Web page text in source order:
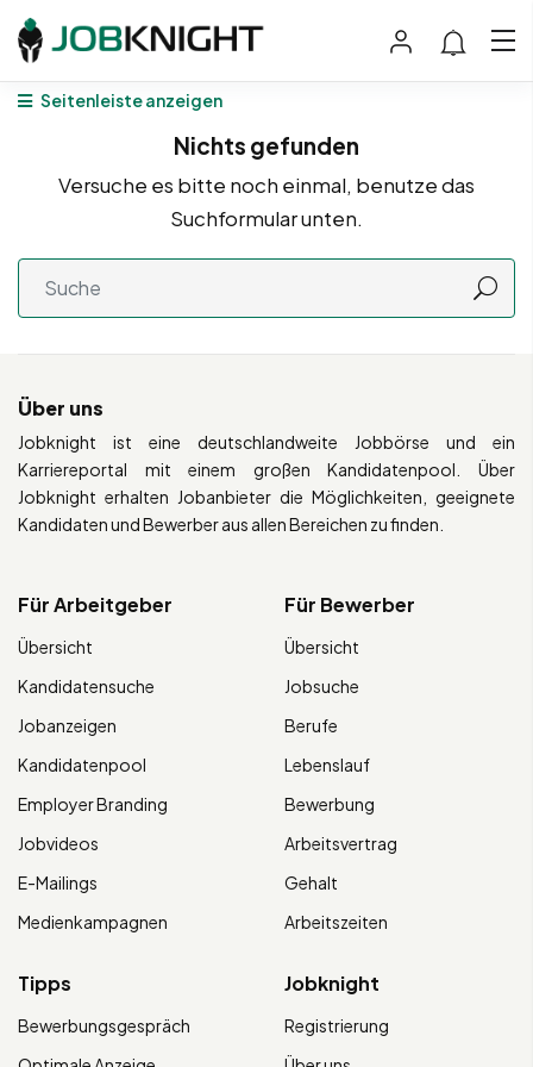
Seitenleiste anzeigen
Nichts gefunden
Versuche es bitte noch einmal, benutze das
Suchformular unten.
Über uns
Jobknight ist eine deutschlandweite Jobbörse und ein
Karriereportal mit einem großen Kandidatenpool. Über
Jobknight erhalten Jobanbieter die Möglichkeiten, geeignete
Kandidaten und Bewerber aus allen Bereichen zu finden.
Für Arbeitgeber
Übersicht
Kandidatensuche
Jobanzeigen
Kandidatenpool
Employer Branding
Jobvideos
E-Mailings
Medienkampagnen
Für Bewerber
Übersicht
Jobsuche
Berufe
Lebenslauf
Bewerbung
Arbeitsvertrag
Gehalt
Arbeitszeiten
Tipps
Bewerbungsgespräch
Jobknight
Registrierung